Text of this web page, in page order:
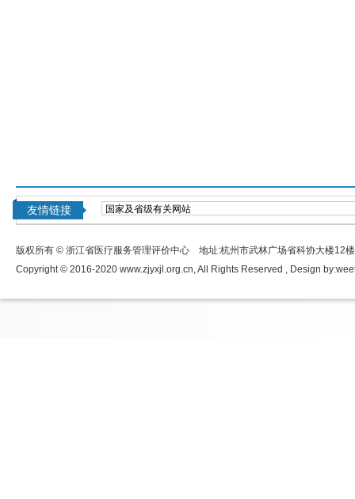
友情链接
版权所有 © 浙江省医疗服务管理评价中心 地址:杭州市武林广场省科协大楼12
Copyright © 2016-2020 www.zjyxjl.org.cn, All Rights Reserved , Design by: